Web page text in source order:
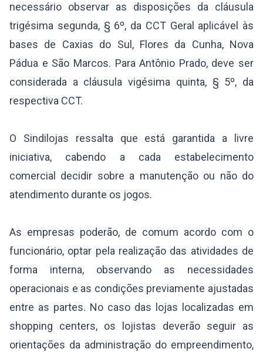
necessário observar as disposições da cláusula
trigésima segunda, § 6º, da CCT Geral aplicável às
bases de Caxias do Sul, Flores da Cunha, Nova
Pádua e São Marcos. Para Antônio Prado, deve ser
considerada a cláusula vigésima quinta, § 5º, da
respectiva CCT.
O Sindilojas ressalta que está garantida a livre
iniciativa, cabendo a cada estabelecimento
comercial decidir sobre a manutenção ou não do
atendimento durante os jogos.
As empresas poderão, de comum acordo com o
funcionário, optar pela realização das atividades de
forma interna, observando as necessidades
operacionais e as condições previamente ajustadas
entre as partes. No caso das lojas localizadas em
shopping centers, os lojistas deverão seguir as
orientações da administração do empreendimento,